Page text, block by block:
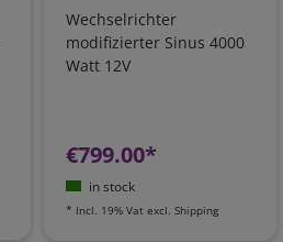
Wechselrichter
modifizierter Sinus 4000
Watt 12V
€799.00*
in stock
* Incl. 19% Vat excl. Shipping